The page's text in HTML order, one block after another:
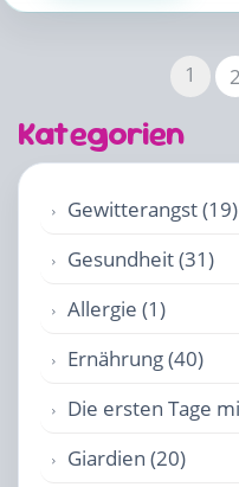
1 2
Kategorien
Gewitterangst (19)
Gesundheit (31)
Allergie (1)
Ernährung (40)
Die ersten Tage
Giardien (20)